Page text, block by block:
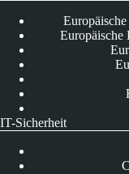
Europäische
IT-Sicherheit